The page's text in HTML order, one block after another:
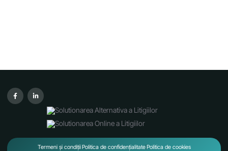
Termeni și condițiiPolitica de confidențialitatePolitica de cookies